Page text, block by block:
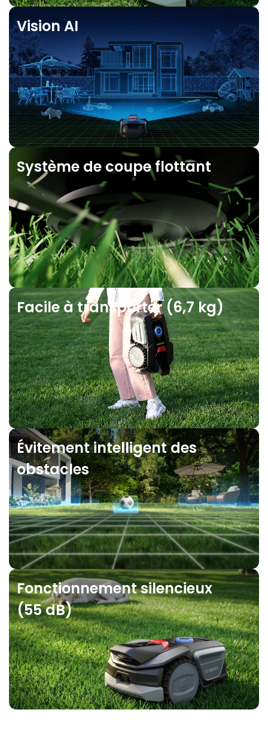
Vision AI
Système de coupe flottant
Évitement intelligent des
obstacles
Fonctionnement silencieux
(55 dB)
Facile à transporter (6,7 kg)